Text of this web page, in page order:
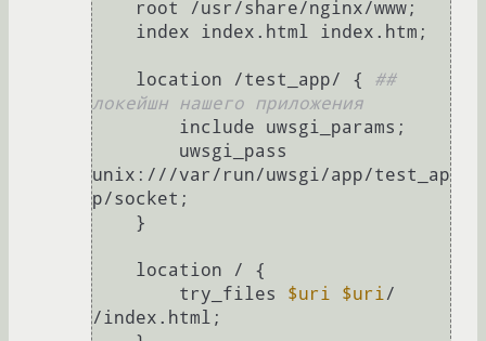
    location /test_app/ {
##
локейшн нашего приложения
unix:///var/run/uwsgi/app/test_ap
p/socket;
        try_files
$uri $uri/
/index.html;